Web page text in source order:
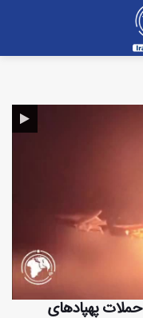
پهپادهای